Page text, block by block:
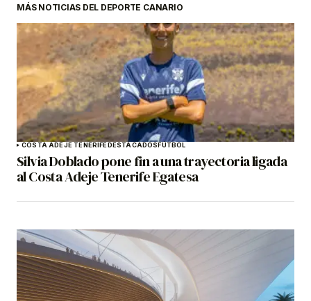
MÁS NOTICIAS DEL DEPORTE CANARIO
COSTA ADEJE TENERIFEDESTACADOSFÚTBOL
Silvia Doblado pone fin a una trayectoria ligada
al Costa Adeje Tenerife Egatesa